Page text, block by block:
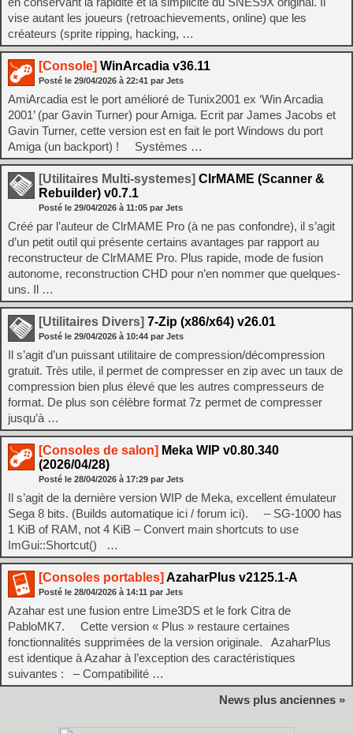
vise autant les joueurs (retroachievements, online) que les
créateurs (sprite ripping, hacking, …
[Console] WinArcadia v36.11
Posté le 29/04/2026 à 22:41 par Jets
AmiArcadia est le port amélioré de Tunix2001 ex ‘Win Arcadia
2001’ (par Gavin Turner) pour Amiga. Ecrit par James Jacobs et
Gavin Turner, cette version est en fait le port Windows du port
Amiga (un backport) ! Systèmes …
[Utilitaires Multi-systemes] ClrMAME (Scanner &
Rebuilder) v0.7.1
Posté le 29/04/2026 à 11:05 par Jets
Créé par l’auteur de ClrMAME Pro (à ne pas confondre), il s’agit
d’un petit outil qui présente certains avantages par rapport au
reconstructeur de ClrMAME Pro. Plus rapide, mode de fusion
autonome, reconstruction CHD pour n’en nommer que quelques-
uns. Il …
[Utilitaires Divers] 7-Zip (x86/x64) v26.01
Posté le 29/04/2026 à 10:44 par Jets
Il s’agit d’un puissant utilitaire de compression/décompression
gratuit. Très utile, il permet de compresser en zip avec un taux de
compression bien plus élevé que les autres compresseurs de
format. De plus son célèbre format 7z permet de compresser
jusqu’à …
[Consoles de salon] Meka WIP v0.80.340
(2026/04/28)
Posté le 28/04/2026 à 17:29 par Jets
Il s’agit de la dernière version WIP de Meka, excellent émulateur
Sega 8 bits. (Builds automatique ici / forum ici). – SG-1000 has
1 KiB of RAM, not 4 KiB – Convert main shortcuts to use
ImGui::Shortcut() …
[Consoles portables] AzaharPlus v2125.1-A
Posté le 28/04/2026 à 14:11 par Jets
Azahar est une fusion entre Lime3DS et le fork Citra de
PabloMK7. Cette version « Plus » restaure certaines
fonctionnalités supprimées de la version originale. AzaharPlus
est identique à Azahar à l’exception des caractéristiques
suivantes : – Compatibilité …
News plus anciennes »